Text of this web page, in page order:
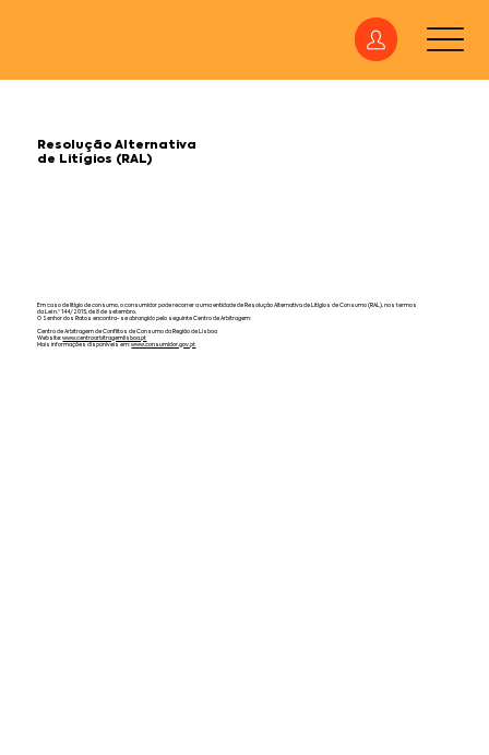
Resolução Alternativa
de Litígios (RAL)
Em caso de litígio de consumo, o consumidor pode recorrer a uma entidade de Resolução Alternativa de Litígios de Consumo (RAL), nos termos
da Lei n.º 144/2015, de 8 de setembro.
O Senhor dos Ratos encontra-se abrangido pelo seguinte Centro de Arbitragem:
Centro de Arbitragem de Conflitos de Consumo da Região de Lisboa
Website:www.centroarbitragemlisboa.pt
Mais informações disponíveis em:www.consumidor.gov.pt